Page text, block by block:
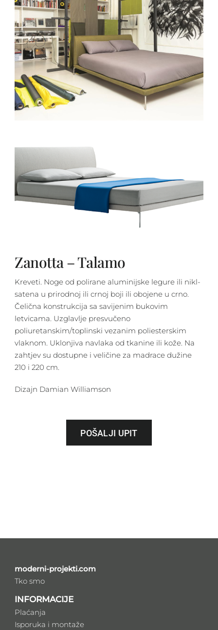
Zanotta – Talamo
Kreveti. Noge od polirane aluminijske legure ili nikl-
satena u prirodnoj ili crnoj boji ili obojene u crno.
Čelična konstrukcija sa savijenim bukovim
letvicama. Uzglavlje presvučeno
poliuretanskim/toplinski vezanim poliesterskim
vlaknom. Uklonjiva navlaka od tkanine ili kože. Na
zahtjev su dostupne i veličine za madrace dužine
210 i 220 cm.
Dizajn Damian Williamson
POŠALJI UPIT
moderni-projekti.com
Tko smo
INFORMACIJE
Plaćanja
Isporuka i montaže